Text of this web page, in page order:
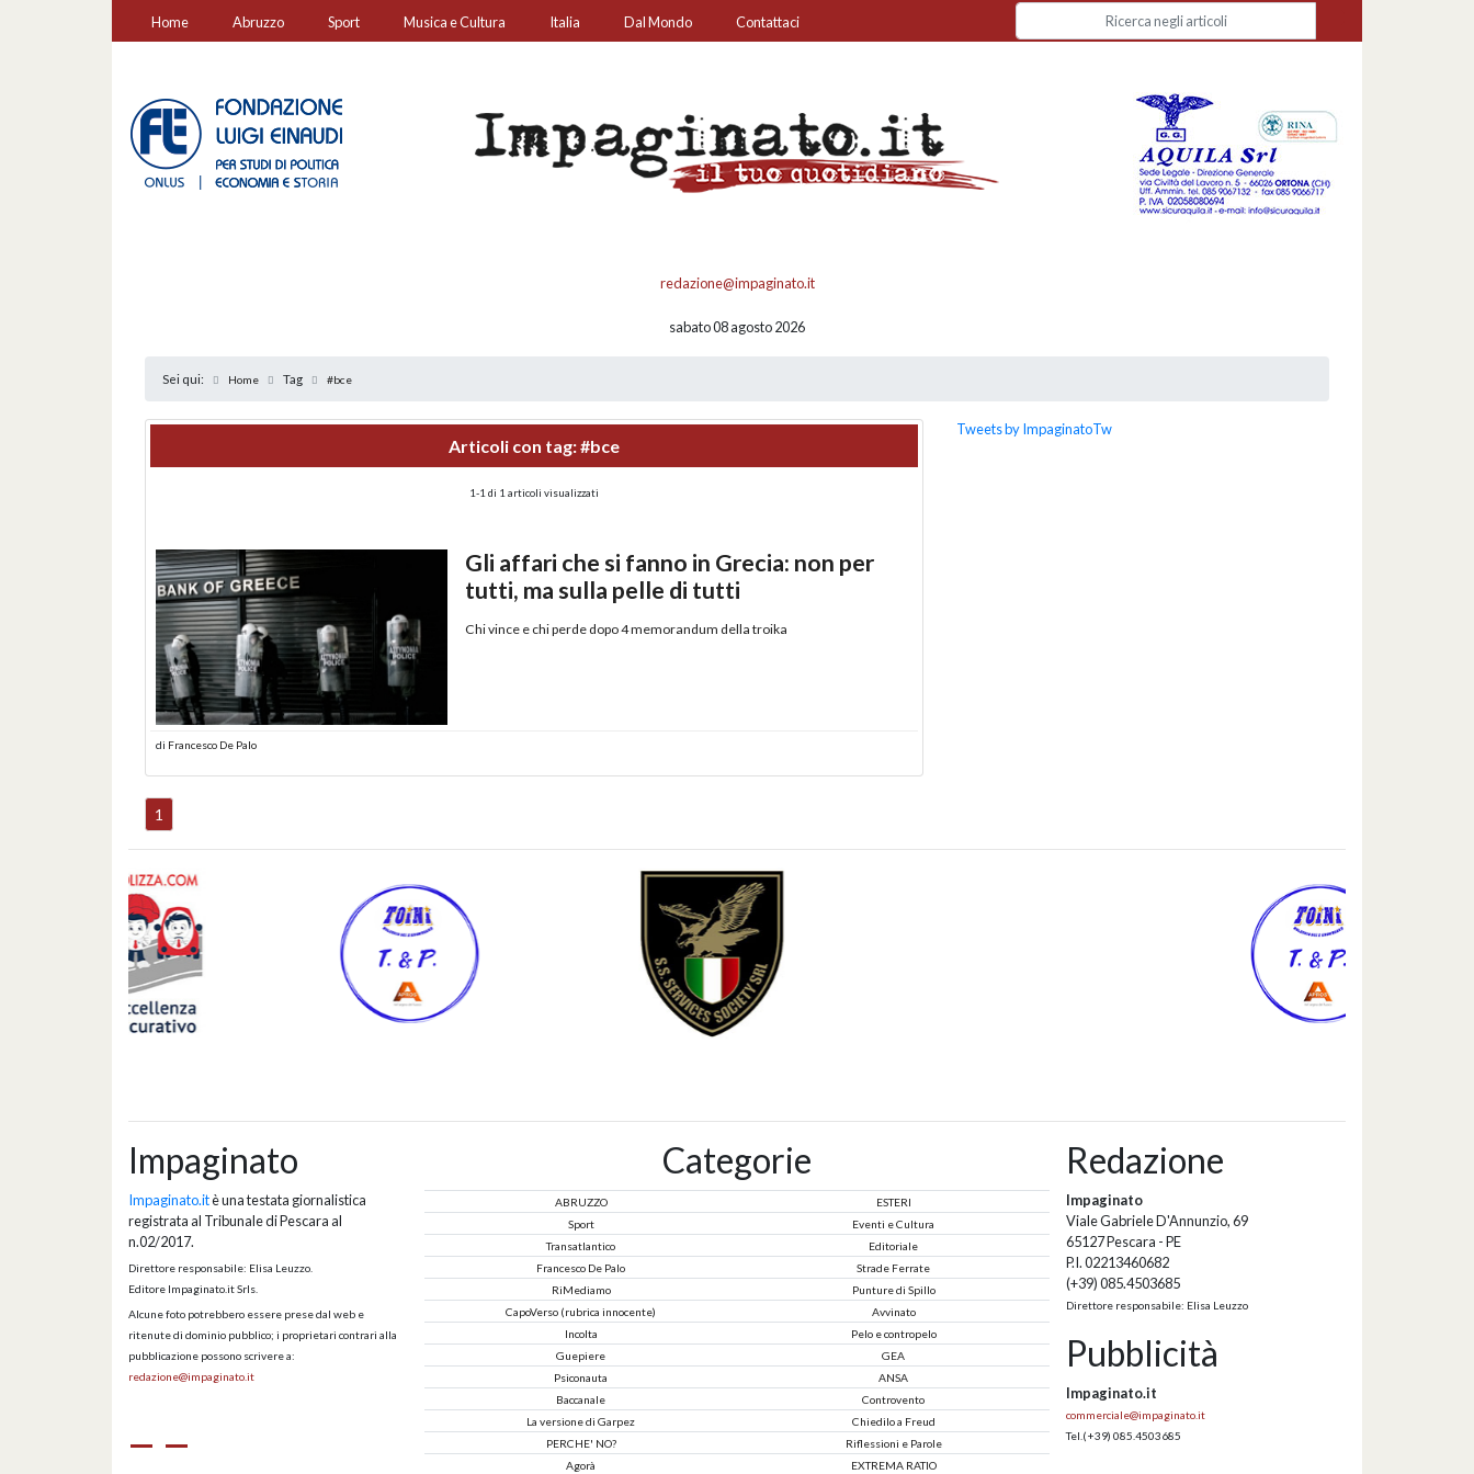
Home Abruzzo Sport Musica e Cultura Italia Dal Mondo Contattaci
redazione@impaginato.it
sabato 08 agosto 2026
Sei qui: Home Tag #bce
Articoli con tag:#bce
1-1 di 1 articoli visualizzati
Gli affari che si fanno in Grecia: non per
tutti, ma sulla pelle di tutti
Chi vince e chi perde dopo 4 memorandum della troika
di Francesco De Palo
Tweets by ImpaginatoTw
1
Impaginato
Impaginato.itè una testata giornalistica
registrata al Tribunale di Pescara al
n.02/2017.
Direttore responsabile: Elisa Leuzzo.
Editore Impaginato.it Srls.
Alcune foto potrebbero essere prese dal web e
ritenute di dominio pubblico; i proprietari contrari alla
pubblicazione possono scrivere a:
redazione@impaginato.it
Categorie
ABRUZZO
ESTERI
Sport
Eventi e Cultura
Transatlantico
Editoriale
Francesco De Palo
Strade Ferrate
RiMediamo
Punture di Spillo
CapoVerso (rubrica innocente)
Avvinato
Incolta
Pelo e contropelo
Guepiere
GEA
Psiconauta
ANSA
Baccanale
Controvento
La versione di Garpez
Chiedilo a Freud
PERCHE' NO?
Riflessioni e Parole
Agorà
EXTREMA RATIO
Redazione
Impaginato
Viale Gabriele D'Annunzio, 69
65127 Pescara - PE
P.I. 02213460682
(+39) 085.4503685
Direttore responsabile: Elisa Leuzzo
Pubblicità
Impaginato.it
commerciale@impaginato.it
Tel. (+39) 085.4503685